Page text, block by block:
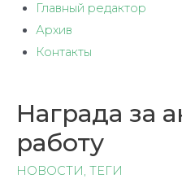
Главный редактор
Архив
Контакты
Награда за
работу
НОВОСТИ, ТЕГИ